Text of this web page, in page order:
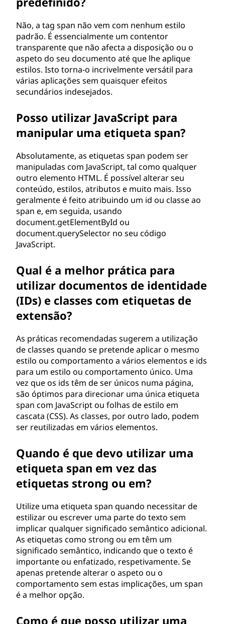
Não, a tag span não vem com nenhum estilo
padrão. É essencialmente um contentor
transparente que não afecta a disposição ou o
aspeto do seu documento até que lhe aplique
estilos. Isto torna-o incrivelmente versátil para
várias aplicações sem quaisquer efeitos
secundários indesejados.
Posso utilizar JavaScript para
manipular uma etiqueta span?
Absolutamente, as etiquetas span podem ser
manipuladas com JavaScript, tal como qualquer
outro elemento HTML. É possível alterar seu
conteúdo, estilos, atributos e muito mais. Isso
geralmente é feito atribuindo um id ou classe ao
span e, em seguida, usando
document.getElementById ou
document.querySelector no seu código
JavaScript.
Qual é a melhor prática para
utilizar documentos de identidade
(IDs) e classes com etiquetas de
extensão?
As práticas recomendadas sugerem a utilização
de classes quando se pretende aplicar o mesmo
estilo ou comportamento a vários elementos e ids
para um estilo ou comportamento único. Uma
vez que os ids têm de ser únicos numa página,
são óptimos para direcionar uma única etiqueta
span com JavaScript ou folhas de estilo em
cascata (CSS). As classes, por outro lado, podem
ser reutilizadas em vários elementos.
Quando é que devo utilizar uma
etiqueta span em vez das
etiquetas strong ou em?
Utilize uma etiqueta span quando necessitar de
estilizar ou escrever uma parte do texto sem
implicar qualquer significado semântico adicional.
As etiquetas como strong ou em têm um
significado semântico, indicando que o texto é
importante ou enfatizado, respetivamente. Se
apenas pretende alterar o aspeto ou o
comportamento sem estas implicações, um span
é a melhor opção.
Como é que posso utilizar uma